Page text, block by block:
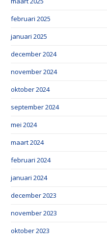
februari 2025
januari 2025
december 2024
november 2024
oktober 2024
september 2024
mei 2024
maart 2024
februari 2024
januari 2024
december 2023
november 2023
oktober 2023